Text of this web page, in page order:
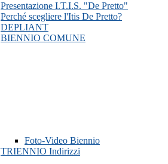
Presentazione I.T.I.S. "De Pretto"
Perché scegliere l'Itis De Pretto?
DEPLIANT
BIENNIO COMUNE
Foto-Video Biennio
TRIENNIO Indirizzi